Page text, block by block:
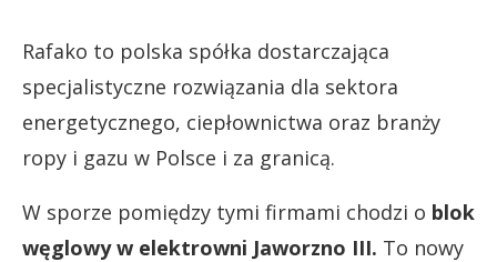
Rafako to polska spółka dostarczająca
specjalistyczne rozwiązania dla sektora
energetycznego, ciepłownictwa oraz branży
ropy i gazu w Polsce i za granicą.
W sporze pomiędzy tymi firmami chodzi o blok
węglowy w elektrowni Jaworzno III. To nowy